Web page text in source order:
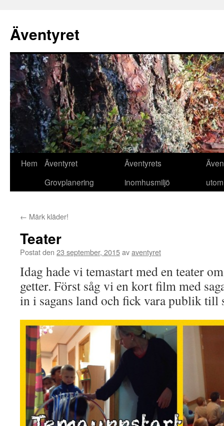
Äventyret
Hoppa
Hem
Äventyret
Grovplanering
Äventyrets
inomhusmiljö
← Märk kläder!
Teater
Postat den 23 september, 2015avaventyret
Idag hade vi temastart med en teater
getter. Först såg vi en kort film med
in i sagans land och fick vara publik till